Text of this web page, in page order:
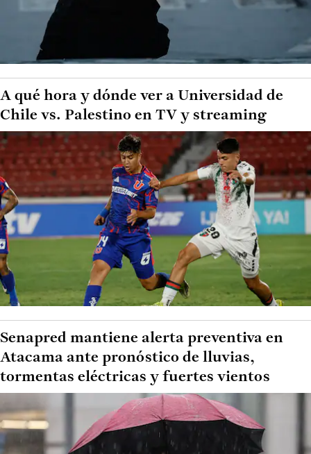
A qué hora y dónde ver a Universidad de
Chile vs. Palestino en TV y streaming
Senapred mantiene alerta preventiva en
Atacama ante pronóstico de lluvias,
tormentas eléctricas y fuertes vientos